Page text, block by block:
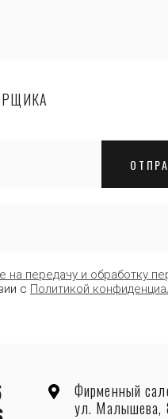
на передачу и обработку
с Политикой
Фирменный
ул. Малышева,